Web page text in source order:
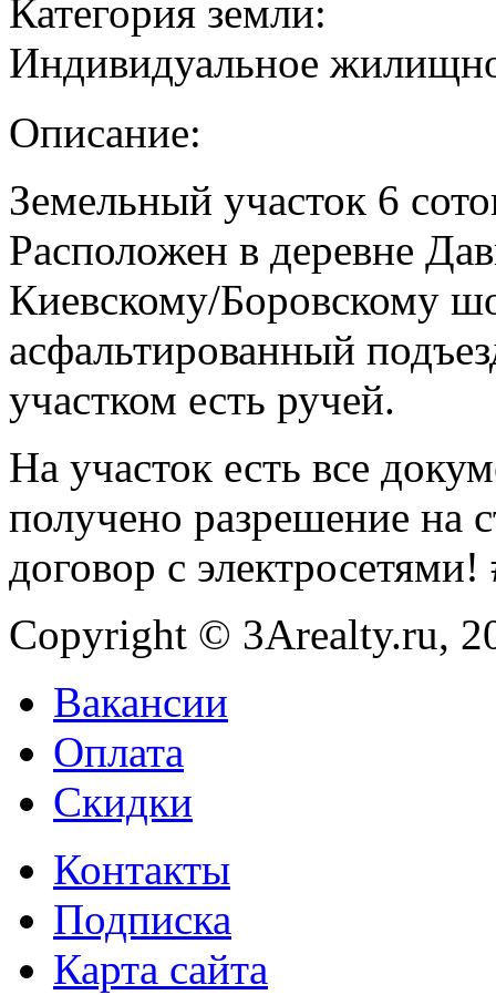
Категория земли:
Индивидуальное
Описание:
Земельный участок 6
Расположен в деревне
Киевскому/Боровскому
асфальтированный
участком есть ручей.
На участок есть все
получено разрешение на
договор с
Copyright © 3Arealty.ru,
Вакансии
Оплата
Скидки
Контакты
Подписка
Карта сайта